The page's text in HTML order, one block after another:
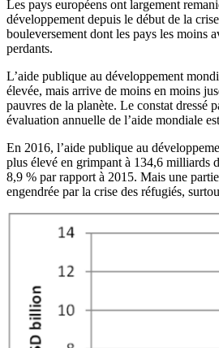
Les pays européens ont largement
développement depuis le début de la
bouleversement dont les pays les moins
perdants.
L’aide publique au développement
élevée, mais arrive de moins en moins
pauvres de la planète. Le constat dressé
évaluation annuelle de l’aide mondiale
En 2016, l’aide publique au
plus élevé en grimpant à 134,6 milliards
8,9 % par rapport à 2015. Mais une
engendrée par la crise des réfugiés,